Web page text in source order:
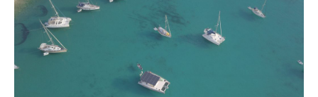
In
Fahrt